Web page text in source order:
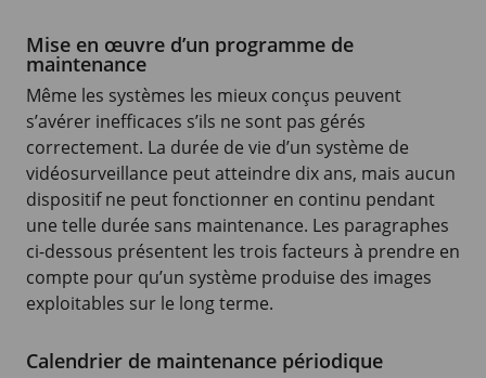
Mise en œuvre d’un programme de
maintenance
Même les systèmes les mieux conçus peuvent
s’avérer inefficaces s’ils ne sont pas gérés
correctement. La durée de vie d’un système de
vidéosurveillance peut atteindre dix ans, mais aucun
dispositif ne peut fonctionner en continu pendant
une telle durée sans maintenance. Les paragraphes
ci-dessous présentent les trois facteurs à prendre en
compte pour qu’un système produise des images
exploitables sur le long terme.
Calendrier de maintenance périodique